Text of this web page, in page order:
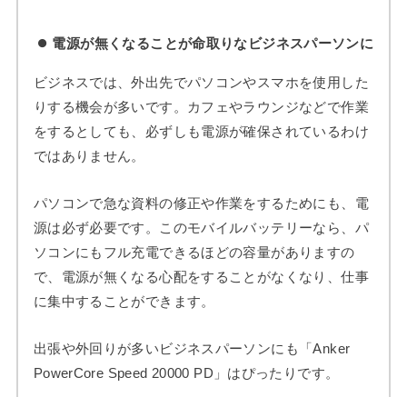
電源が無くなることが命取りなビジネスパーソンに
ビジネスでは、外出先でパソコンやスマホを使用した
りする機会が多いです。カフェやラウンジなどで作業
をするとしても、必ずしも電源が確保されているわけ
ではありません。
パソコンで急な資料の修正や作業をするためにも、電
源は必ず必要です。このモバイルバッテリーなら、パ
ソコンにもフル充電できるほどの容量がありますの
で、電源が無くなる心配をすることがなくなり、仕事
に集中することができます。
出張や外回りが多いビジネスパーソンにも「Anker
PowerCore Speed 20000 PD」はぴったりです。